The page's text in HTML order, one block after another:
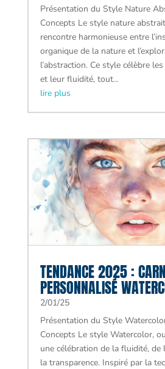
Présentation du Style Nature
Concepts Le style nature
rencontre harmonieuse entre
organique de la nature et
l’abstraction. Ce style célèbre
et leur fluidité, tout...
lire plus
TENDANCE 2025 :
PERSONNALISÉ
2/01/25
Présentation du Style
Concepts Le style Watercolor,
une célébration de la fluidité, de
la transparence. Inspiré par la